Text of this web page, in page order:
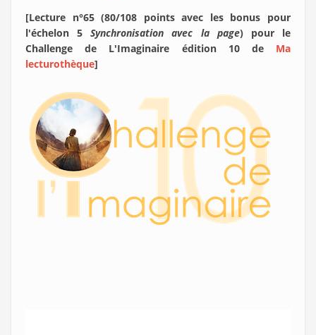
[Lecture n°65 (80/108 points avec les bonus pour
l'échelon 5Synchronisation avec la page) pour le
Challenge de L'Imaginaire édition 10 de Ma
lecturothèque]